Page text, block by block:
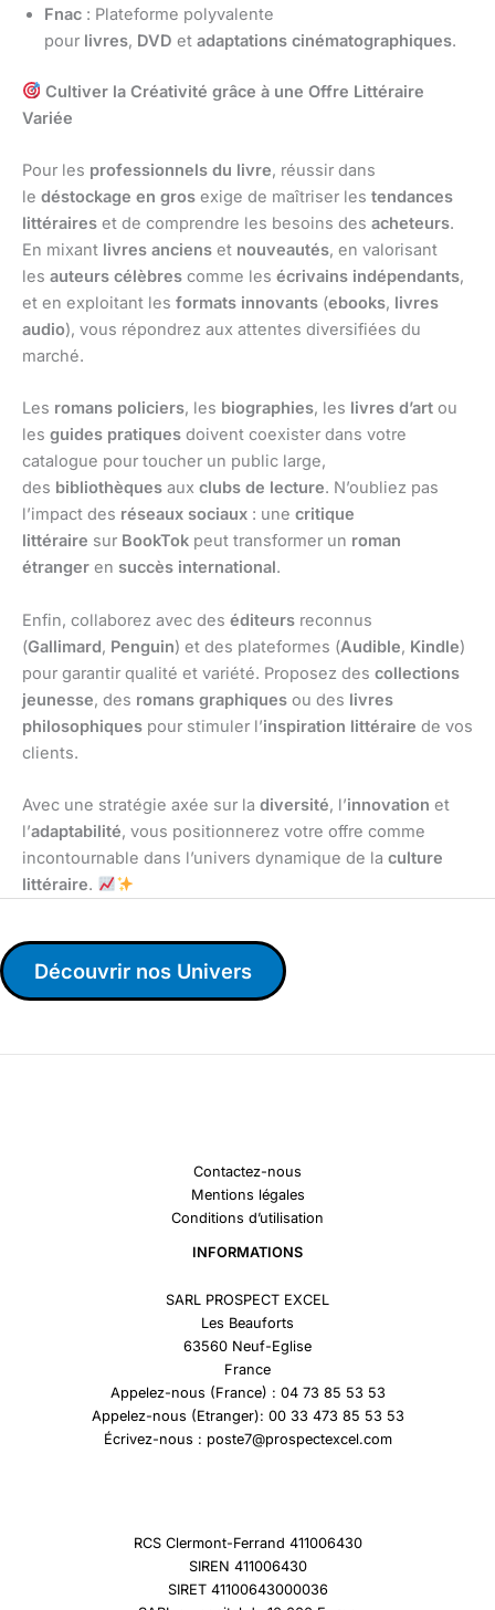
Fnac : Plateforme polyvalente
pour livres, DVD et adaptations cinématographiques.
Cultiver la Créativité grâce à une Offre Littéraire
Variée
Pour les professionnels du livre, réussir dans
le déstockage en gros exige de maîtriser les tendances
littéraires et de comprendre les besoins des acheteurs.
En mixant livres anciens et nouveautés, en valorisant
les auteurs célèbres comme les écrivains indépendants,
et en exploitant les formats innovants (ebooks, livres
audio), vous répondrez aux attentes diversifiées du
marché.
Les romans policiers, les biographies, les livres d’art ou
les guides pratiques doivent coexister dans votre
catalogue pour toucher un public large,
des bibliothèques aux clubs de lecture. N’oubliez pas
l’impact des réseaux sociaux : une critique
littéraire sur BookTok peut transformer un roman
étranger en succès international.
Enfin, collaborez avec des éditeurs reconnus
(Gallimard, Penguin) et des plateformes (Audible, Kindle)
pour garantir qualité et variété. Proposez des collections
jeunesse, des romans graphiques ou des livres
philosophiques pour stimuler l’inspiration littéraire de vos
clients.
Avec une stratégie axée sur la diversité, l’innovation et
l’adaptabilité, vous positionnerez votre offre comme
incontournable dans l’univers dynamique de la culture
littéraire.
Découvrir nos Univers
Contactez-nous
Mentions légales
Conditions d’utilisation
INFORMATIONS
SARL PROSPECT EXCEL
Les Beauforts
63560 Neuf-Eglise
France
Appelez-nous (France) : 04 73 85 53 53
Appelez-nous (Etranger): 00 33 473 85 53 53
Écrivez-nous : poste7@prospectexcel.com
RCS Clermont-Ferrand 411006430
SIREN 411006430
SIRET 41100643000036